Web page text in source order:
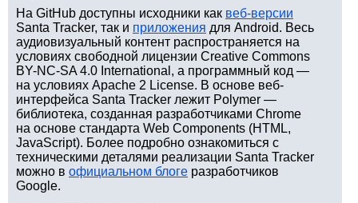
На GitHub доступны исходники как веб-версии
Santa Tracker, так и приложения для Android. Весь
аудиовизуальный контент распространяется на
условиях свободной лицензии Creative Commons
BY-NC-SA 4.0 International, а программный код —
на условиях Apache 2 License. В основе веб-
интерфейса Santa Tracker лежит Polymer —
библиотека, созданная разработчиками Chrome
на основе стандарта Web Components (HTML,
JavaScript). Более подробно ознакомиться с
техническими деталями реализации Santa Tracker
можно в официальном блоге разработчиков
Google.